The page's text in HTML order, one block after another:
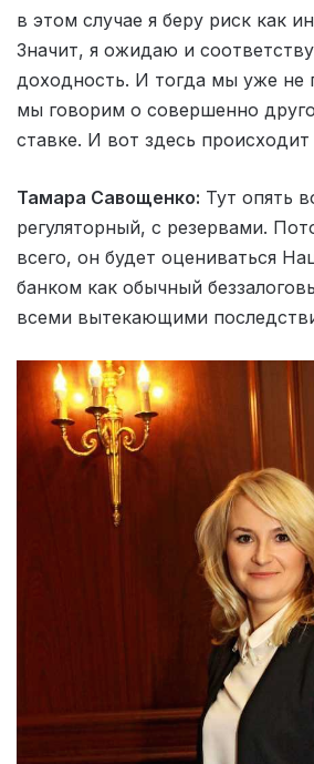
в этом случае я беру риск как
Значит, я ожидаю и
доходность. И тогда мы уже не
мы говорим о совершенно
ставке. И вот здесь
Тамара Савощенко: Тут опять
регуляторный, с резервами.
всего, он будет оцениваться
банком как обычный
всеми вытекающими